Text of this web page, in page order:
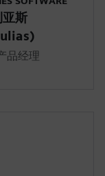
亚斯
品经理